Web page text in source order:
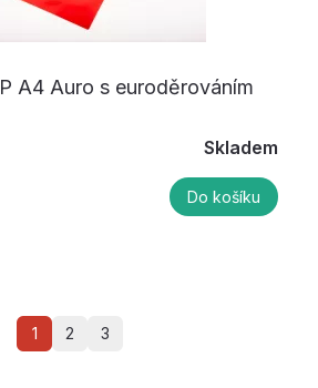
A4 Auro s euroděrováním
Skladem
Do košíku
1 2 3